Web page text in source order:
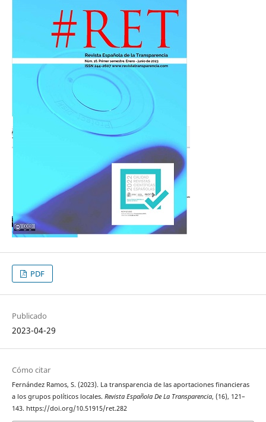
PDF
Publicado
2023-04-29
Cómo citar
Fernández Ramos, S. (2023). La transparencia de las aportaciones financieras
a los grupos políticos locales. Revista Española De La Transparencia, (16), 121–
143. https://doi.org/10.51915/ret.282